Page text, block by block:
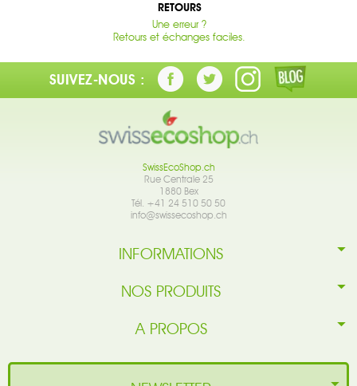
RETOURS
Une erreur ?
Retours et échanges faciles.
SUIVEZ-NOUS :
SwissEcoShop.ch
Rue Centrale 25
1880 Bex
Tél. +41 24 510 50 50
info@swissecoshop.ch
INFORMATIONS
NOS PRODUITS
A PROPOS